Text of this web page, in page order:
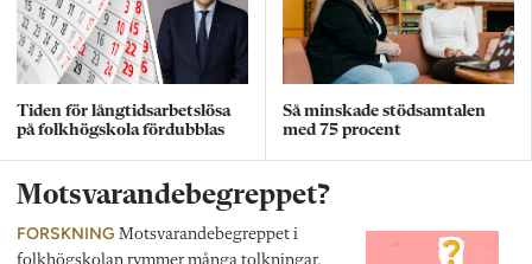
Tiden för långtidsarbetslösa
på folkhögskola fördubblas
Så minskade stödsamtalen
med 75 procent
Motsvarandebegreppet?
FORSKNING Motsvarandebegreppet i